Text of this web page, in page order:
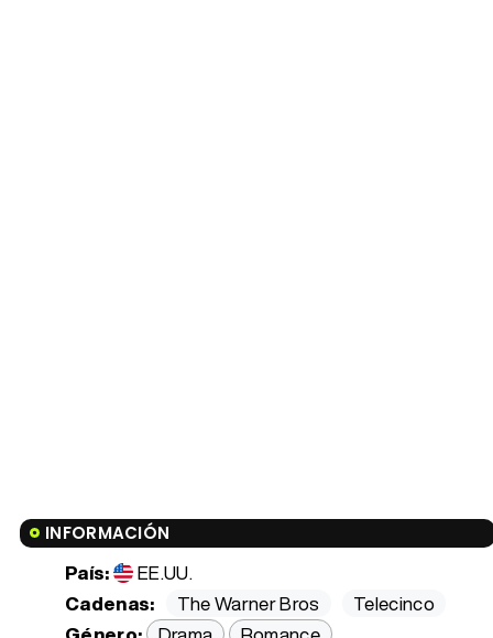
INFORMACIÓN
País:
EE.UU.
Cadenas:
The Warner Bros
Telecinco